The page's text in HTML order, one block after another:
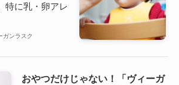
特に乳・卵アレ
ガンラスク
おやつだけじゃない！「ヴィーガ